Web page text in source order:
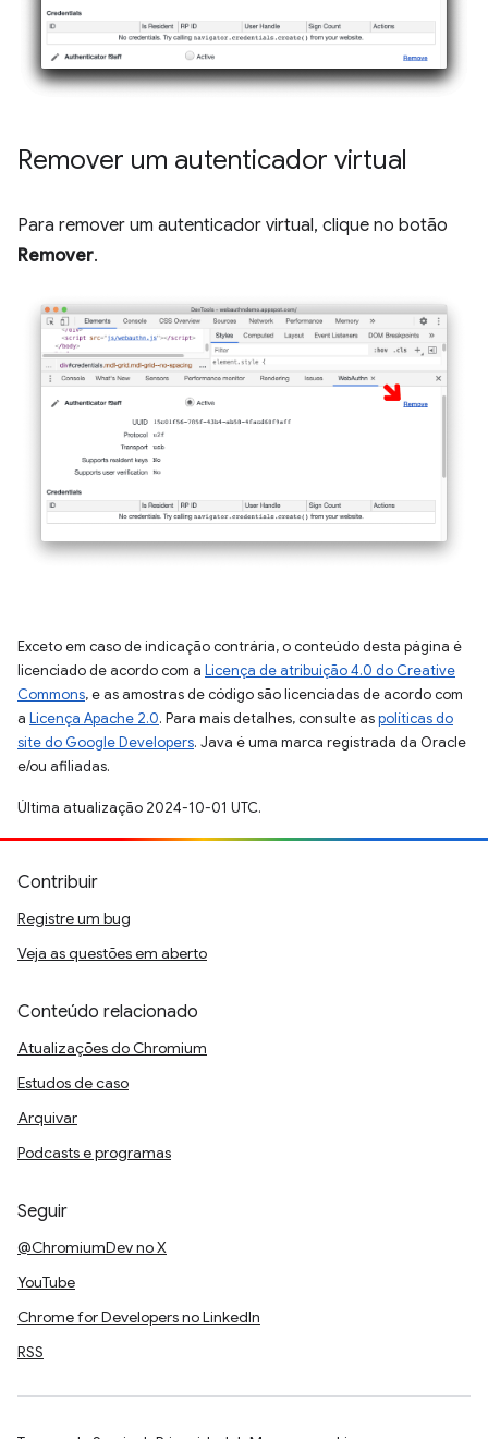
Remover um autenticador virtual
Para remover um autenticador virtual, clique no botão
Remover.
Exceto em caso de indicação contrária, o conteúdo desta página é
licenciado de acordo com a Licença de atribuição 4.0 do Creative
Commons, e as amostras de código são licenciadas de acordo com
a Licença Apache 2.0. Para mais detalhes, consulte aspolíticas do
site do Google Developers. Java é uma marca registrada da Oracle
e/ou afiliadas.
Última atualização 2024-10-01 UTC.
Contribuir
Registre um bug
Veja as questões em aberto
Conteúdo relacionado
Atualizações do Chromium
Estudos de caso
Arquivar
Podcasts e programas
Seguir
@ChromiumDev no X
YouTube
Chrome for Developers no LinkedIn
RSS